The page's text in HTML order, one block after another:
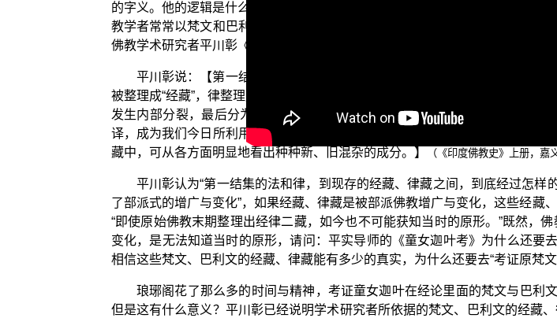
的字义。他的逻辑是什么？”这明显是以一个佛教学术研究者的立场，来质疑
教学者常常以梵文和巴利文经论的字义来判断经论的正确与否；然而，梵文和
佛教学术研究者平川彰《印度佛教史》中的说明。
平川彰说：【第一结集的法和律，到现存的经藏、律藏之间，到底经过怎
被整理成“经藏”，律整理成“律藏”。然而因为佛灭百年顷，教团分裂成大众部
发生内部分裂，最后分为十八部。于是经藏、律藏在各部派传持之间，就遭
译，成为我们今日所利用的经藏、律藏。由于历经长年累月，即使原始佛教末
藏中，可从各方面明显地看出种种新、旧混杂的成分。】
（《印度佛教史》上册，嘉
平川彰认为“第一结集的法和律，到现存的经藏、律藏之间，到底经过怎
了部派式的增广与变化”，如果经藏、律藏是被部派佛教增广与变化，这些经藏
“即使原始佛教末期整理出经律二藏，如今也不可能获知当时的原形。”既然，
变化，是无法知道当时的原形，请问：平实导师的《童女迦叶考》为什么还要
相信这些梵文、巴利文的经藏、律藏能有多少的真实，为什么还要去“考证原梵文
琅琊阁花了那么多的时间与精神，考证童女迦叶在经论里面的梵文与巴利
但是这有什么意义？平川彰已经说明学术研究者所依据的梵文、巴利文的经藏